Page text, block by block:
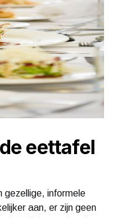
eettafel
gezellige, informele
aan, er zijn geen